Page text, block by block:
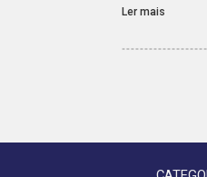
Ler mais